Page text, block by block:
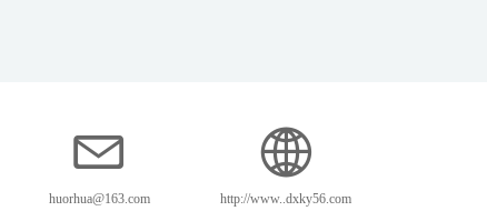
huorhua@163.com http://www..dxky56.com